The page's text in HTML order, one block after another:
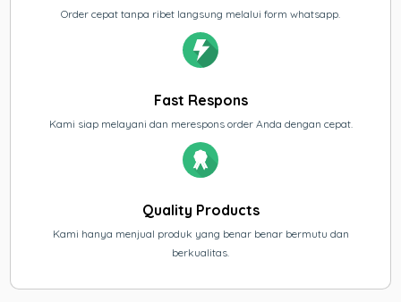
Order cepat tanpa ribet langsung melalui form whatsapp.
Fast Respons
Kami siap melayani dan merespons order Anda dengan cepat.
Quality Products
Kami hanya menjual produk yang benar benar bermutu dan
berkualitas.